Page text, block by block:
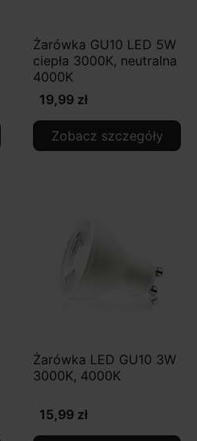
Żarówka GU10 LED 5W
ciepła 3000K, neutralna
4000K
19,99 zł
Zobacz szczegóły
Żarówka LED GU10 3W
3000K, 4000K
15,99 zł